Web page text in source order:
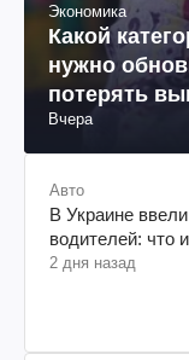
Экономика
Какой
нужно
потерять
Вчера
Авто
В Украине
водителей: что
2 дня назад